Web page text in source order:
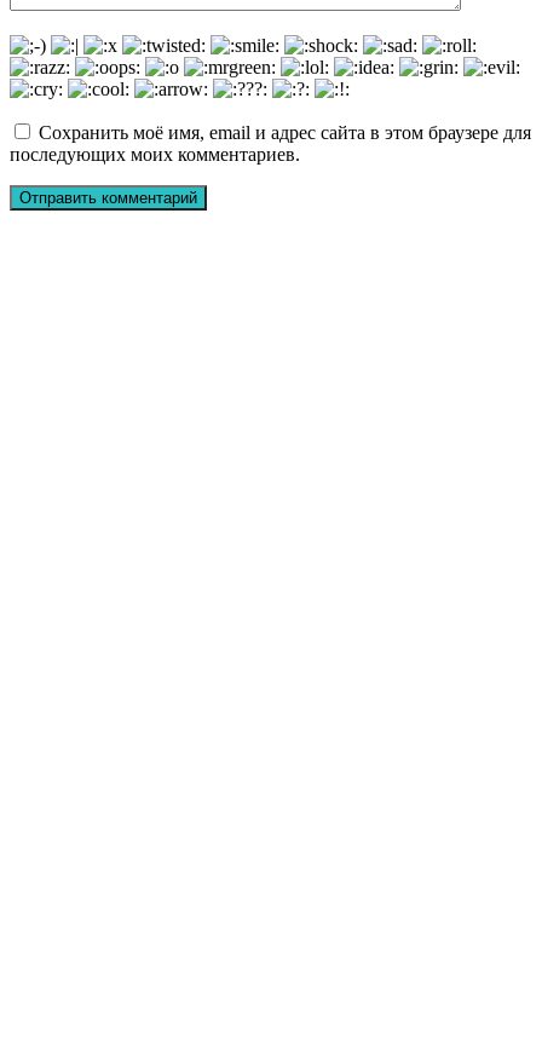
Сохранить моё имя, email и адрес сайта в этом браузере для
последующих моих комментариев.